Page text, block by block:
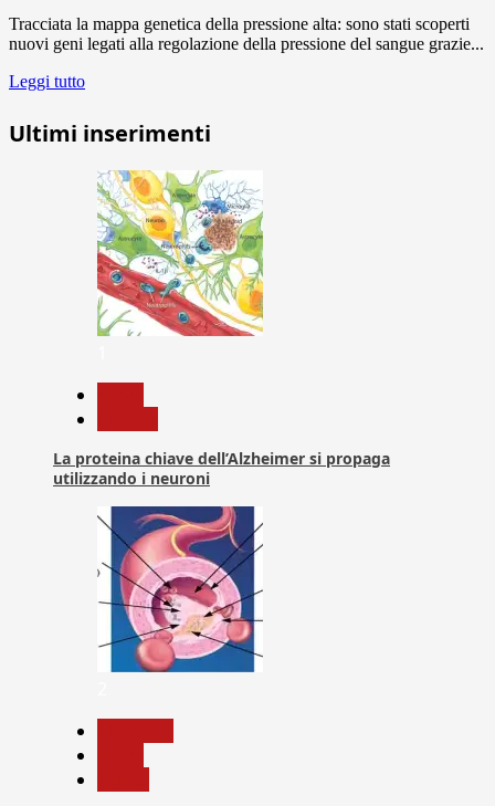
Tracciata la mappa genetica della pressione alta: sono stati scoperti
nuovi geni legati alla regolazione della pressione del sangue grazie...
Leggi tutto
Ultimi inserimenti
La proteina chiave dell’Alzheimer si propaga
utilizzando i neuroni